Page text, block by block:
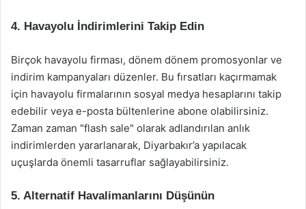
4. Havayolu İndirimlerini Takip Edin
Birçok havayolu firması, dönem dönem promosyonlar ve
indirim kampanyaları düzenler. Bu fırsatları kaçırmamak
için havayolu firmalarının sosyal medya hesaplarını takip
edebilir veya e-posta bültenlerine abone olabilirsiniz.
Zaman zaman "flash sale" olarak adlandırılan anlık
indirimlerden yararlanarak, Diyarbakır’a yapılacak
uçuşlarda önemli tasarruflar sağlayabilirsiniz.
5. Alternatif Havalimanlarını Düşünün